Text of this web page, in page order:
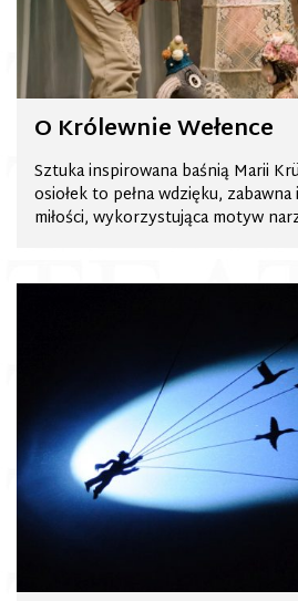
O Królewnie Wełence
Sztuka inspirowana baśnią Marii
osiołek to pełna wdzięku,
miłości, wykorzystująca motyw